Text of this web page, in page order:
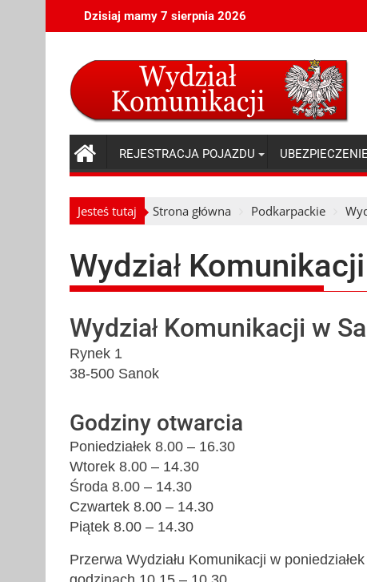
to
Dzisiaj mamy 7 sierpnia 2026
REJESTRACJA POJAZDU
Jesteś tutaj Strona główna Podkarpackie
Wydział
Wydział Komunikacji w
Rynek 1
38-500 Sanok
Godziny otwarcia
Poniedziałek 8.00 – 16.30
Wtorek 8.00 – 14.30
Środa 8.00 – 14.30
Czwartek 8.00 – 14.30
Piątek 8.00 – 14.30
Przerwa Wydziału Komunikacji w